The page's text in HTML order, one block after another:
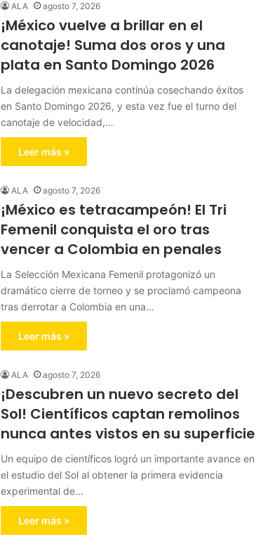
ALA agosto 7, 2026
¡México vuelve a brillar en el
canotaje! Suma dos oros y una
plata en Santo Domingo 2026
La delegación mexicana continúa cosechando éxitos
en Santo Domingo 2026, y esta vez fue el turno del
canotaje de velocidad,…
Leer más »
ALA agosto 7, 2026
¡México es tetracampeón! El Tri
Femenil conquista el oro tras
vencer a Colombia en penales
La Selección Mexicana Femenil protagonizó un
dramático cierre de torneo y se proclamó campeona
tras derrotar a Colombia en una…
Leer más »
ALA agosto 7, 2026
¡Descubren un nuevo secreto del
Sol! Científicos captan remolinos
nunca antes vistos en su superficie
Un equipo de científicos logró un importante avance en
el estudio del Sol al obtener la primera evidencia
experimental de…
Leer más »